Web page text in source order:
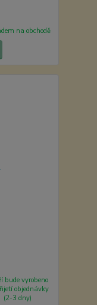
na obchodě
bude vyrobeno
objednávky
(2-3 dny)